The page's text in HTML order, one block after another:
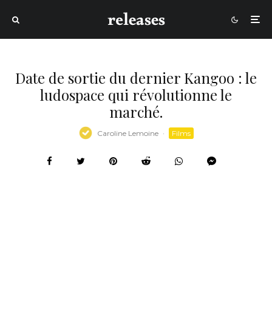
Date de sortie du dernier Kangoo : le
ludospace qui révolutionne le
marché.
Caroline Lemoine · Films